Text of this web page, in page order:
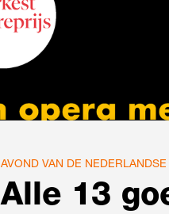
Alle 13
AVOND VAN DE